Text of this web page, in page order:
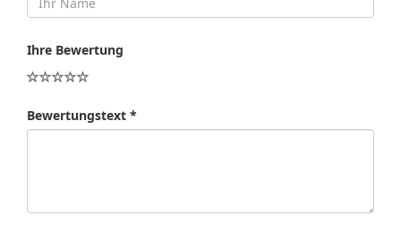
Ihre Bewertung
Bewertungstext *